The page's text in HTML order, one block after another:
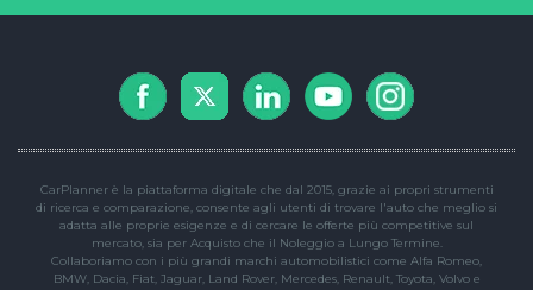
CarPlanner è la piattaforma digitale che dal 2015, grazie ai propri strumenti
di ricerca e comparazione, consente agli utenti di trovare l'auto che meglio si
adatta alle proprie esigenze e di cercare le offerte più competitive sul
mercato, sia per Acquisto che il Noleggio a Lungo Termine.
Collaboriamo con i più grandi marchi automobilistici come Alfa Romeo,
BMW, Dacia, Fiat, Jaguar, Land Rover, Mercedes, Renault, Toyota, Volvo e